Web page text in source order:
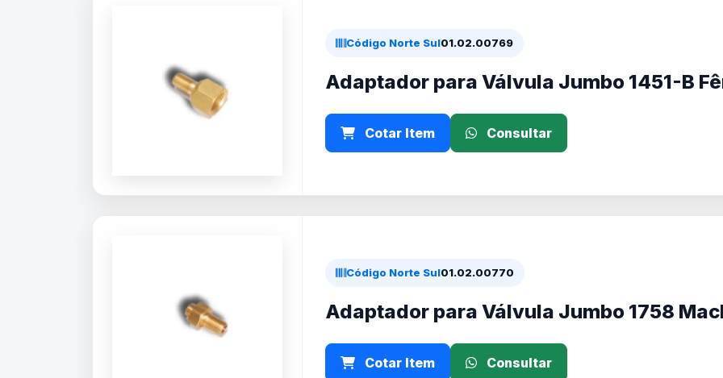
Código Norte Sul01.02.00769
Adaptador para Válvula Jumbo 1451-B
Cotar Item Consultar
Código Norte Sul01.02.00770
Adaptador para Válvula Jumbo 1758
Cotar Item Consultar